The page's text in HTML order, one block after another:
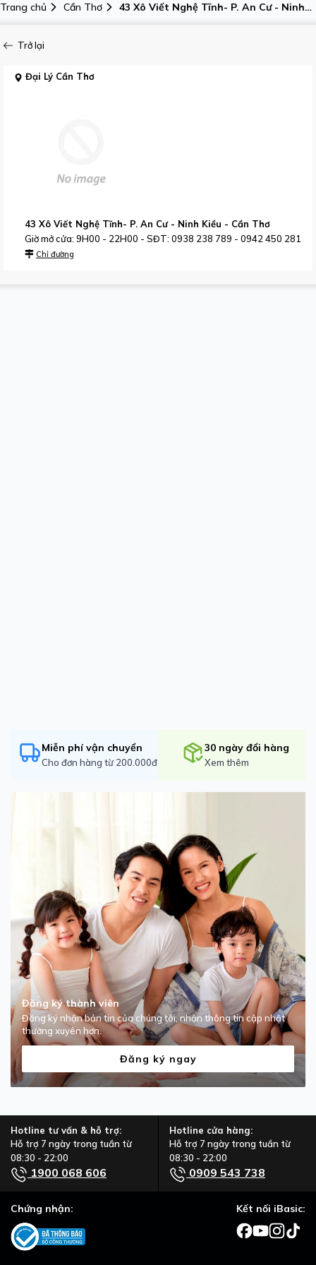
Trang chủ Cần Thơ
43 Xô Viết Nghệ Tĩnh- P. An Cư - Ninh
Trở lại
Đại Lý Cần Thơ
43 Xô Viết Nghệ Tĩnh- P. An Cư - Ninh Kiều - Cần Thơ
Giờ mở cửa: 9H00 - 22H00 - SĐT: 0938 238 789 - 0942 450 281
Chỉ đường
Miễn phí vận chuyển
Cho đơn hàng từ 200.000đ
30 ngày đổi hàng
Xem thêm
Đăng ký thành viên
Đăng ký nhận bản tin của chúng tôi, nhận thông tin cập nhật
thường xuyên hơn.
Đăng ký ngay
Hotline tư vấn & hỗ trợ:
Hỗ trợ 7 ngày trong tuần từ
08:30 - 22:00
1900 068 606
Hotline cửa hàng:
Hỗ trợ 7 ngày trong tuần từ
08:30 - 22:00
0909 543 738
Chứng nhận: Kết nối iBasic: